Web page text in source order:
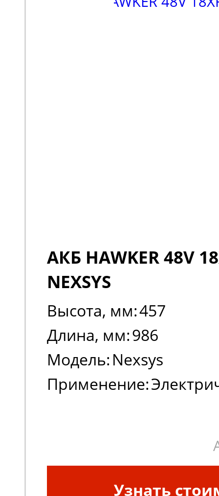
АКБ HAWKER 48V
NEXSYS
Высота, мм:457
Длина, мм:986
Модель: Nexsys
Применение:
Узнать